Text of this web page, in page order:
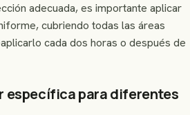
adecuada, es importante aplicar
cubriendo todas las áreas
cada dos horas o después de
específica para diferentes